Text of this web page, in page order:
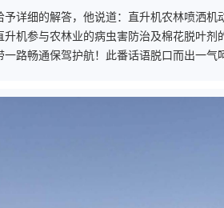
详细的解答，他说道：直升机农林喷洒
机参与农林业的病虫害防治及棉花脱叶
路畅通保驾护航！此番话语脱口而出一气